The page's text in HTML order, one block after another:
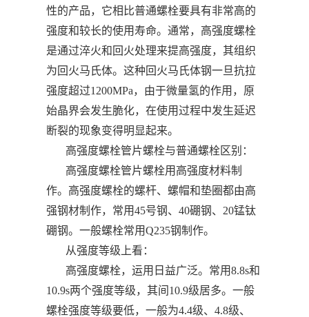
性的产品，它相比普通螺栓要具有非常高的
强度和较长的使用寿命。通常，高强度螺栓
是通过淬火和回火处理来提高强度，其组织
为回火马氏体。这种回火马氏体钢一旦抗拉
强度超过1200MPa，由于微量氢的作用，原
始晶界会发生脆化，在使用过程中发生延迟
断裂的现象变得明显起来。
高强度螺栓管片螺栓与普通螺栓区别：
高强度螺栓管片螺栓用高强度材料制
作。高强度螺栓的螺杆、螺帽和垫圈都由高
强钢材制作，常用45号钢、40硼钢、20锰钛
硼钢。一般螺栓常用Q235钢制作。
从强度等级上看：
高强度螺栓，运用日益广泛。常用8.8s和
10.9s两个强度等级，其间10.9级居多。一般
螺栓强度等级要低，一般为4.4级、4.8级、